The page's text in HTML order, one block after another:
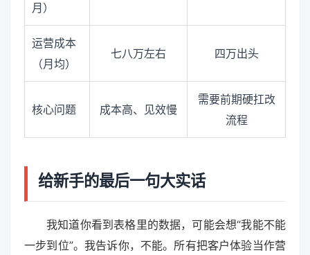
月）
运营成本
（月均）
七八万左右 四万出头
核心问题 成本高、见效慢
需要前期硬扛改
流程
给新手的最后一句大实话
我知道你看到表格里的数据，可能会想“我能不能
一步到位”。我告诉你，不能。所有把客户体验当作营